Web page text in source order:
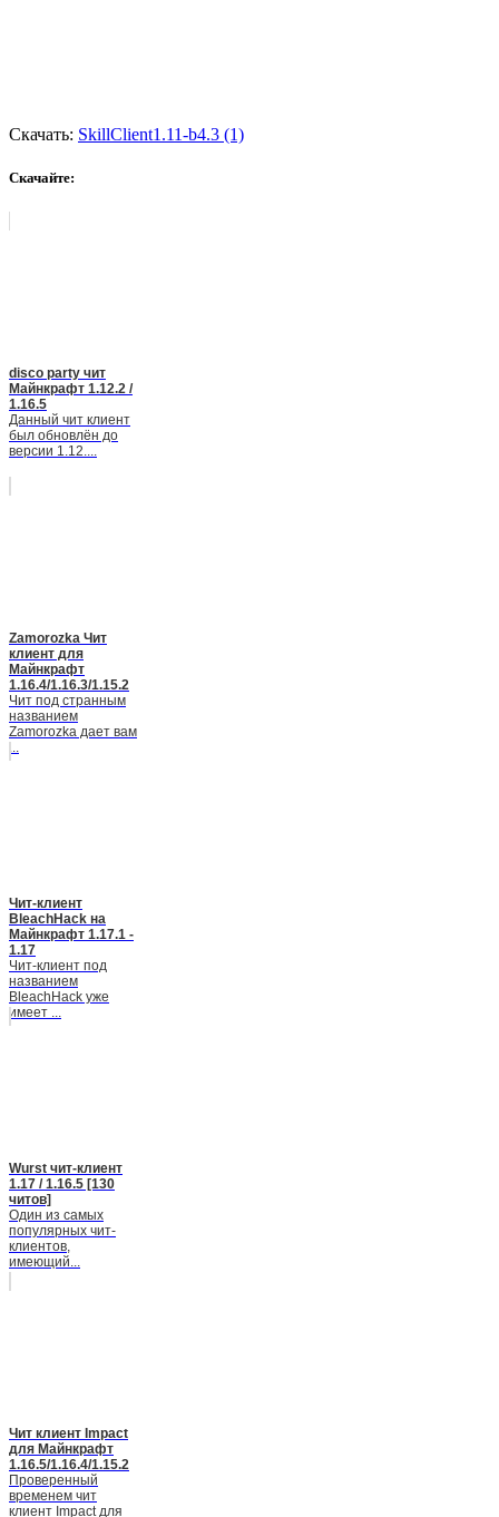
Скачать: SkillClient1.11-b4.3 (1)
Скачайте:
disco party чит
Майнкрафт 1.12.2 /
1.16.5
Данный чит клиент
был обновлён до
версии 1.12....
Zamorozka Чит
клиент для
Майнкрафт
1.16.4/1.16.3/1.15.2
Чит под странным
названием
Zamorozka дает вам
...
Чит-клиент
BleachHack на
Майнкрафт 1.17.1 -
1.17
Чит-клиент под
названием
BleachHack уже
имеет ...
Wurst чит-клиент
1.17 / 1.16.5 [130
читов]
Один из самых
популярных чит-
клиентов,
имеющий...
Чит клиент Impact
для Майнкрафт
1.16.5/1.16.4/1.15.2
Проверенный
временем чит
клиент Impact для